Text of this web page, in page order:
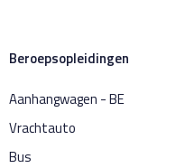
Beroepsopleidingen
Aanhangwagen - BE
Vrachtauto
Bus